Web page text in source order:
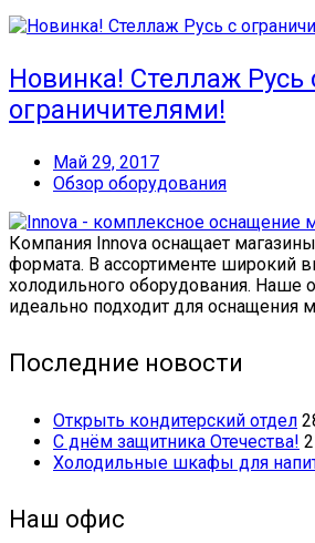
Новинка! Стеллаж Русь
ограничителями!
Май 29, 2017
Обзор оборудования
Компания Innova оснащает
формата. В ассортименте широкий
холодильного оборудования. Наше
идеально подходит для оснащения
Последние новости
Открыть кондитерский отдел
С днём защитника Отечества!
Холодильные шкафы для
Наш офис